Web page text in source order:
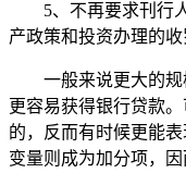
5、不再要求刊行人
产政策和投资办理的
一般来说更大的规
更容易获得银行贷款
的，反而有时候更能
变量则成为加分项，